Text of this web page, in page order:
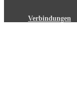
Verbindungen